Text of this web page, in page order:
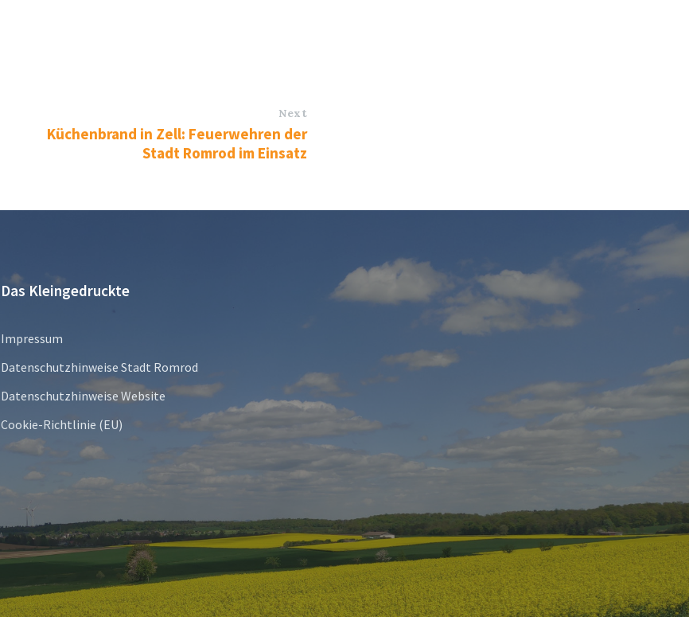
Next
Küchenbrand in Zell: Feuerwehren der
Stadt Romrod im Einsatz
Das Kleingedruckte
Impressum
Datenschutzhinweise Stadt Romrod
Datenschutzhinweise Website
Cookie-Richtlinie (EU)